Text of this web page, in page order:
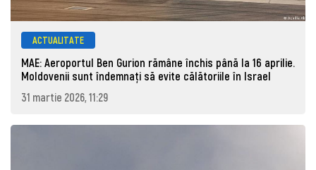
ACTUALITATE
MAE: Aeroportul Ben Gurion rămâne închis până la 16 aprilie.
Moldovenii sunt îndemnați să evite călătoriile în Israel
31 martie 2026, 11:29